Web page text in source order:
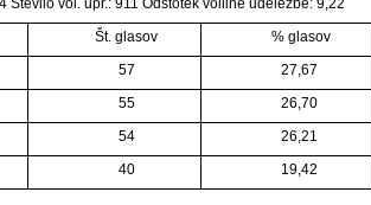
vol. upr.: 911 Odstotek volilne udeležbe: 9,22
Št. glasov
% glasov
57
27,67
55
26,70
54
26,21
40 19,42